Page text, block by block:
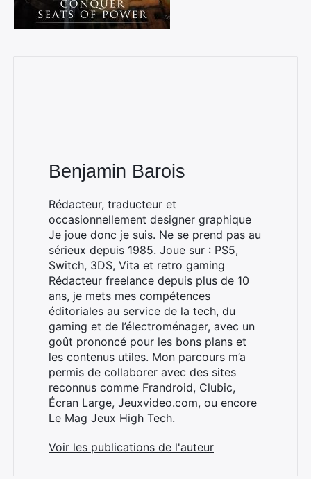
Benjamin Barois
Rédacteur, traducteur et
occasionnellement designer graphique
Je joue donc je suis. Ne se prend pas au
sérieux depuis 1985. Joue sur : PS5,
Switch, 3DS, Vita et retro gaming
Rédacteur freelance depuis plus de 10
ans, je mets mes compétences
éditoriales au service de la tech, du
gaming et de l’électroménager, avec un
goût prononcé pour les bons plans et
les contenus utiles. Mon parcours m’a
permis de collaborer avec des sites
reconnus comme Frandroid, Clubic,
Écran Large, Jeuxvideo.com, ou encore
Le Mag Jeux High Tech.
Voir les publications de l'auteur
Rechercher